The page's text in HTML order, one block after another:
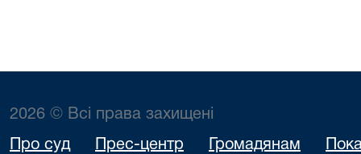
2026 © Всі права захищені
Про суд Прес-центр Громадянам